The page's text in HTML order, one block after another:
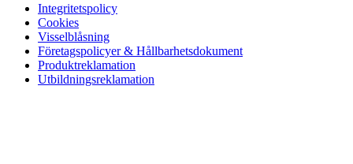
Integritetspolicy
Cookies
Visselblåsning
Företagspolicyer & Hållbarhetsdokument
Produktreklamation
Utbildningsreklamation